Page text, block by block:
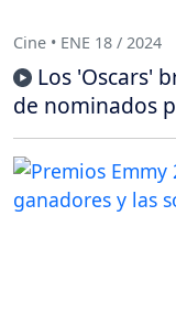
Cine • ENE 18 / 2024
Los 'Oscars'
de nominados